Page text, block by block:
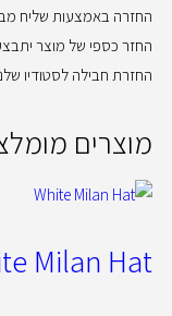
החזרה באמצעות שליח
החזר כספי של מוצר
החזרת חבילה לסטודיו שלנו- שדרות מוריה
מוצרים
Milan Hat